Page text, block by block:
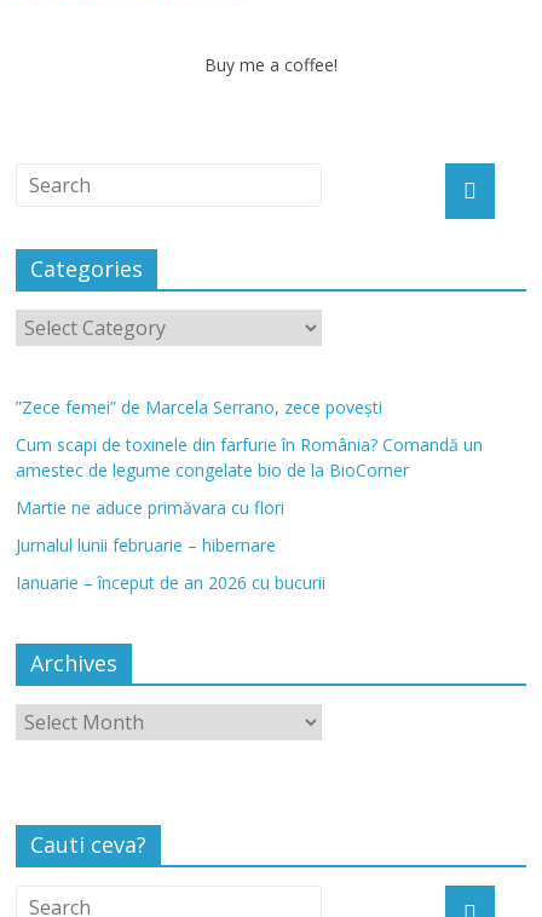
Buy me a coffee!
Categories
”Zece femei” de Marcela Serrano, zece povești
Cum scapi de toxinele din farfurie în România? Comandă un
amestec de legume congelate bio de la BioCorner
Martie ne aduce primăvara cu flori
Jurnalul lunii februarie – hibernare
Ianuarie – început de an 2026 cu bucurii
Archives
Cauti ceva?